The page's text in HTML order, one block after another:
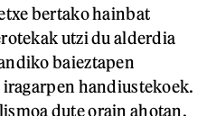
bertako hainbat
utzi du alderdia
baieztapen
handiustekoek.
dute orain ahotan,